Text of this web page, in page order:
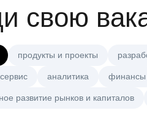
свою
продукты и проекты
аналитика финансы
развитие рынков и капиталов